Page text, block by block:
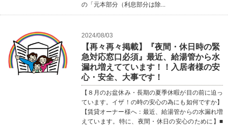
の「元本部分（利息部分は除...
2024/08/03
【再々再々掲載】『夜間・休日時の緊
急対応窓口必須』最近、給湯管から水
漏れ増えてています！！入居者様の安
心・安全、大事です！
【８月のお盆休み・長期の夏季休暇が目の前に迫っ
ています。イザ！の時の安心の為にも如何ですか】
【賃貸オーナー様へ：最近、給湯管からの水漏れ増
えています。特に、夜間・休日の安心のために】■